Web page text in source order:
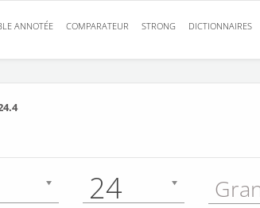
ANNOTÉE COMPARATEUR STRONG DICTIONNAIRES
24